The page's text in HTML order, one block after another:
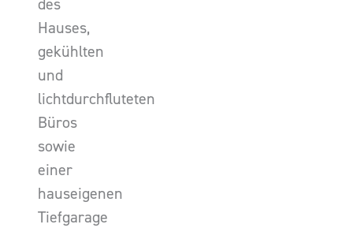
des
Hauses,
gekühlten
und
lichtdurchfluteten
Büros
sowie
einer
hauseigenen
Tiefgarage